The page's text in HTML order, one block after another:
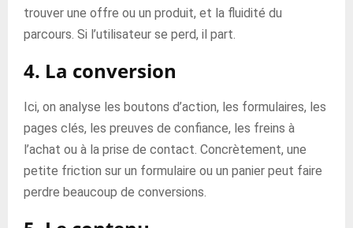
trouver une offre ou un produit, et la fluidité du
parcours. Si l’utilisateur se perd, il part.
4. La conversion
Ici, on analyse les boutons d’action, les formulaires, les
pages clés, les preuves de confiance, les freins à
l’achat ou à la prise de contact. Concrètement, une
petite friction sur un formulaire ou un panier peut faire
perdre beaucoup de conversions.